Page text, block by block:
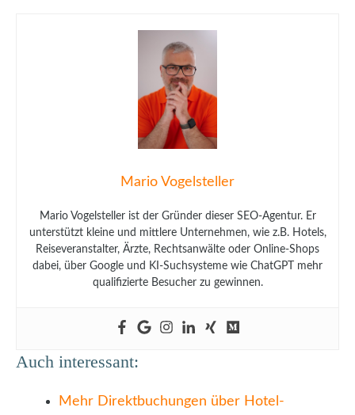
Mario Vogelsteller
Mario Vogelsteller ist der Gründer dieser SEO-Agentur. Er
unterstützt kleine und mittlere Unternehmen, wie z.B. Hotels,
Reiseveranstalter, Ärzte, Rechtsanwälte oder Online-Shops
dabei, über Google und KI-Suchsysteme wie ChatGPT mehr
qualifizierte Besucher zu gewinnen.
Auch interessant:
Mehr Direktbuchungen über Hotel-